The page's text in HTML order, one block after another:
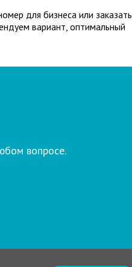
для бизнеса или заказать
вариант, оптимальный
вопросе.